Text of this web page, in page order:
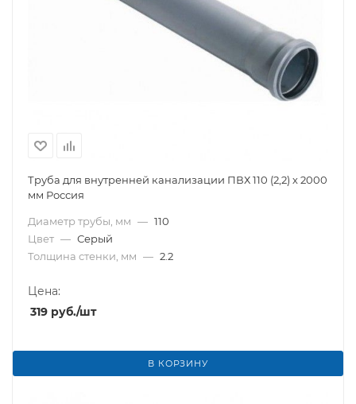
Труба для внутренней канализации ПВХ 110 (2,2) х 2000
мм Россия
Диаметр трубы, мм — 110
Цвет — Серый
Толщина стенки, мм — 2.2
Цена:
319 руб./шт
В КОРЗИНУ